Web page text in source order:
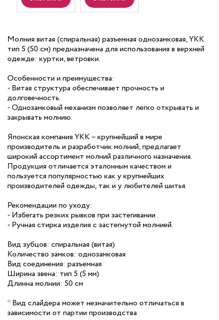
Молния витая (спиральная) разъемная однозамковая, YKK
тип 5 (50 см) предназначена для использования в верхней
одежде: куртки, ветровки.
Особенности и преимущества:
- Витая структура обеспечивает прочность и
долговечность.
- Однозамковый механизм позволяет легко открывать и
закрывать молнию.
Японская компания YKK – крупнейший в мире
производитель и разработчик молний, предлагает
широкий ассортимент молний различного назначения.
Продукция отличается эталонным качеством и
пользуется популярностью как у крупнейших
производителей одежды, так и у любителей шитья.
Рекомендации по уходу:
- Избегать резких рывков при застегивании .
- Ручная стирка изделия с застегнутой молнией.
Вид зубцов: спиральная (витая)
Количество замков: однозамковая
Вид соединения: разъемная
Ширина звена: тип 5 (5 мм)
Длинна молнии: 50 см
* Вид слайдера может незначительно отличаться в
зависимости от партии производства